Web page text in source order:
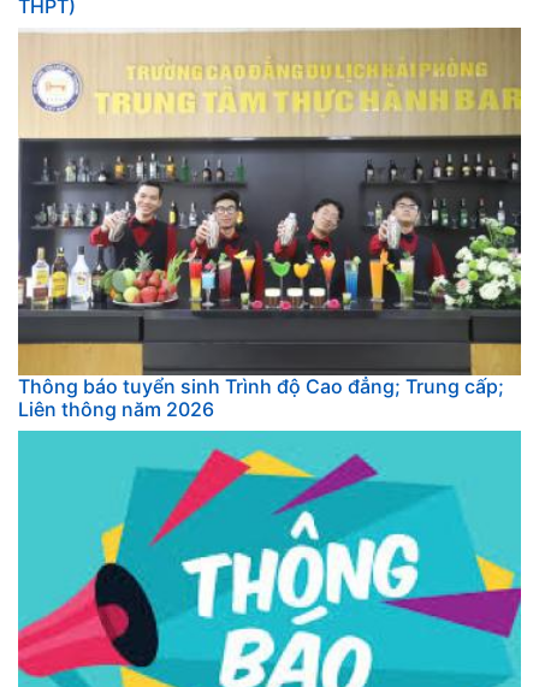
THPT)
Thông báo tuyển sinh Trình độ Cao đẳng; Trung cấp;
Liên thông năm 2026